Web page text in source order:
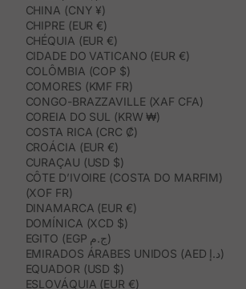
CHINA (CNY ¥)
CHIPRE (EUR €)
CHÉQUIA (EUR €)
CIDADE DO VATICANO (EUR €)
COLÔMBIA (COP $)
COMORES (KMF FR)
CONGO-BRAZZAVILLE (XAF CFA)
COREIA DO SUL (KRW ₩)
COSTA RICA (CRC ₡)
CROÁCIA (EUR €)
CURAÇAU (USD $)
CÔTE D’IVOIRE (COSTA DO MARFIM)
(XOF FR)
DINAMARCA (EUR €)
DOMÍNICA (XCD $)
EGITO (EGP ج.م)
EMIRADOS ÁRABES UNIDOS (AED د.إ)
EQUADOR (USD $)
ESLOVÁQUIA (EUR €)